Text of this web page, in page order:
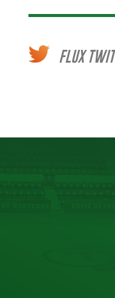
FLUX